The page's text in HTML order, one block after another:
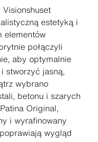
estetyką i
elementów
połączyli
aby optymalnie
stworzyć jasną,
wybrano
betonu i szarych
Original,
i wyrafinowany
wygląd